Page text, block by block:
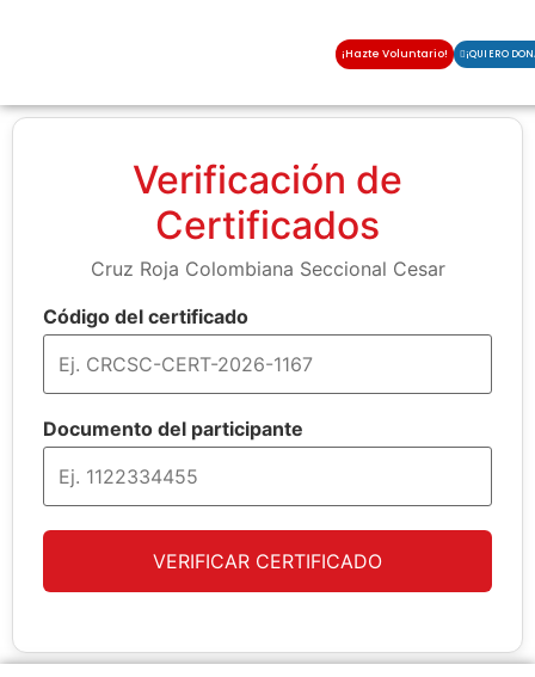
¡Hazte Voluntario! ¡QUIERO
Verificación de
Certificados
Cruz Roja Colombiana Seccional Cesar
Código del certificado
Documento del participante
VERIFICAR CERTIFICADO